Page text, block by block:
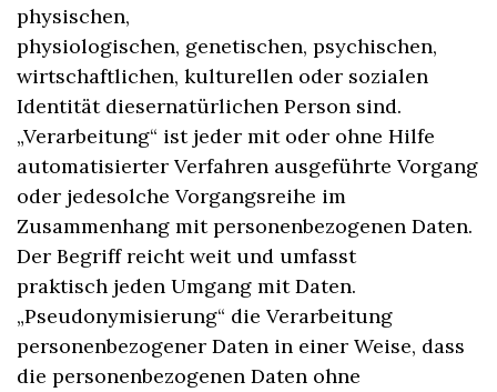
physischen,
physiologischen, genetischen, psychischen,
wirtschaftlichen, kulturellen oder sozialen
Identität diesernatürlichen Person sind.
„Verarbeitung“ ist jeder mit oder ohne Hilfe
automatisierter Verfahren ausgeführte Vorgang
oder jedesolche Vorgangsreihe im
Zusammenhang mit personenbezogenen Daten.
Der Begriff reicht weit und umfasst
praktisch jeden Umgang mit Daten.
„Pseudonymisierung“ die Verarbeitung
personenbezogener Daten in einer Weise, dass
die personenbezogenen Daten ohne